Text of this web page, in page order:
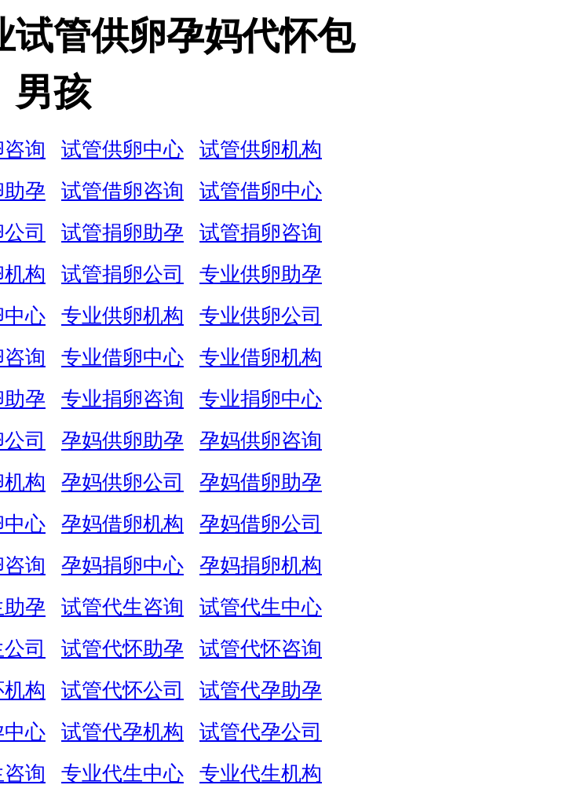
试管供卵孕妈代怀包
男孩
询 试管供卵中心
试管供卵机构
孕 试管借卵咨询
试管借卵中心
司 试管捐卵助孕
试管捐卵咨询
构 试管捐卵公司
专业供卵助孕
中心 专业供卵机构
专业供卵公司
询 专业借卵中心
专业借卵机构
孕 专业捐卵咨询
专业捐卵中心
司 孕妈供卵助孕
孕妈供卵咨询
构 孕妈供卵公司
孕妈借卵助孕
中心 孕妈借卵机构
孕妈借卵公司
询 孕妈捐卵中心
孕妈捐卵机构
孕 试管代生咨询
试管代生中心
司 试管代怀助孕
试管代怀咨询
构 试管代怀公司
试管代孕助孕
中心 试管代孕机构
试管代孕公司
询 专业代生中心
专业代生机构